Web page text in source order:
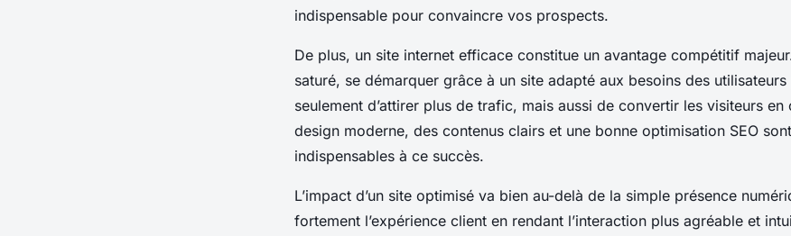
indispensable pour convaincre vos prospects.
De plus, un site internet efficace constitue un avantage compétitif
saturé, se démarquer grâce à un site adapté aux besoins des
seulement d’attirer plus de trafic, mais aussi de convertir les visiteurs
design moderne, des contenus clairs et une bonne optimisation SEO
indispensables à ce succès.
L’impact d’un site optimisé va bien au-delà de la simple présence
fortement l’expérience client en rendant l’interaction plus agréable et